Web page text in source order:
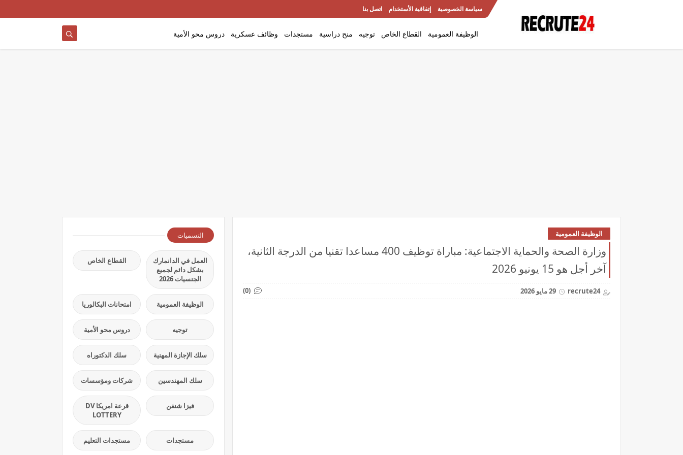
سياسة الخصوصية إتفاقية الأستخدام اتصل بنا
الوظيفة العمومية القطاع الخاص توجيه منح دراسية مستجدات وظائف عسكرية دروس محو الأمية
الوظيفة العمومية
وزارة الصحة والحماية الاجتماعية: مباراة توظيف 400 مساعدا تقنيا من الدرجة الثانية،
آخر أجل هو 15 يونيو 2026
recrute24 29 مايو 2026 (0)
التسميات
العمل في الدانمارك
بشكل دائم لجميع
الجنسيات 2026
القطاع الخاص
الوظيفة العمومية امتحانات البكالوريا
توجيه دروس محو الأمية
سلك الإجازة المهنية سلك الدكتوراه
سلك المهندسين شركات ومؤسسات
فيزا شنغن
قرعة امريكا DV
LOTTERY
مستجدات مستجدات التعليم